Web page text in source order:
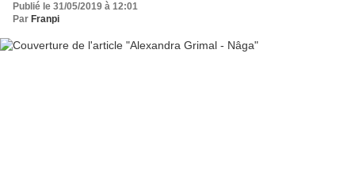
Publié le 31/05/2019 à 12:01
Par Franpi